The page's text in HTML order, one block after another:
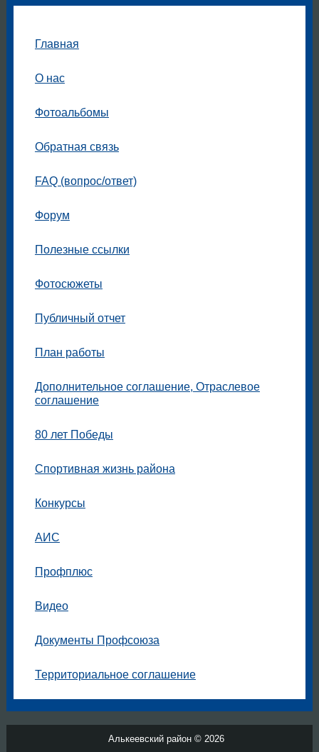
Главная
О нас
Фотоальбомы
Обратная связь
FAQ (вопрос/ответ)
Форум
Полезные ссылки
Фотосюжеты
Публичный отчет
План работы
Дополнительное соглашение, Отраслевое
соглашение
80 лет Победы
Спортивная жизнь района
Конкурсы
АИС
Профплюс
Видео
Документы Профсоюза
Территориальное соглашение
Алькеевский район © 2026